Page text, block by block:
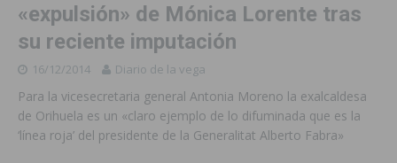
«expulsión» de Mónica Lorente tras
su reciente imputación
16/12/2014 Diario de la vega
Para la vicesecretaria general Antonia Moreno la exalcaldesa
de Orihuela es un «claro ejemplo de lo difuminada que es la
‘línea roja’ del presidente de la Generalitat Alberto Fabra»